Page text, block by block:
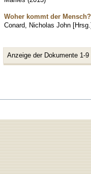
Woher kommt der Mensch?
Conard, Nicholas John
Anzeige der Dokumente 1-9